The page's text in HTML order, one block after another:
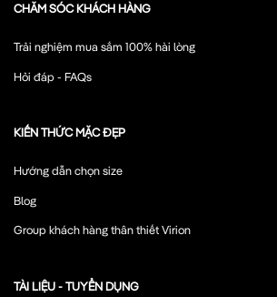
CHĂM SÓC KHÁCH HÀNG
Trải nghiệm mua sắm 100% hài lòng
Hỏi đáp - FAQs
KIẾN THỨC MẶC ĐẸP
Hướng dẫn chọn size
Blog
Group khách hàng thân thiết Virion
TÀI LIỆU - TUYỂN DỤNG